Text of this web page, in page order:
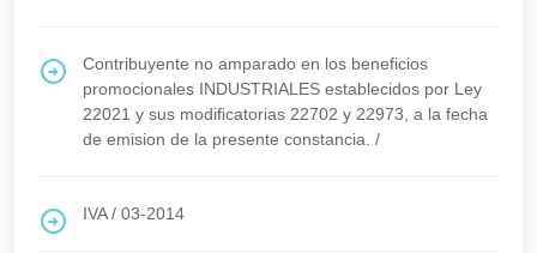
Contribuyente no amparado en los beneficios
promocionales INDUSTRIALES establecidos por Ley
22021 y sus modificatorias 22702 y 22973, a la fecha
de emision de la presente constancia. /
IVA/ 03-2014